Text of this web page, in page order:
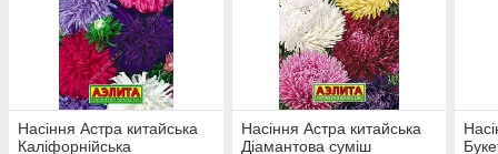
Насіння Астра китайська
Каліфорнійська
Насіння Астра китайська
Діамантова суміш